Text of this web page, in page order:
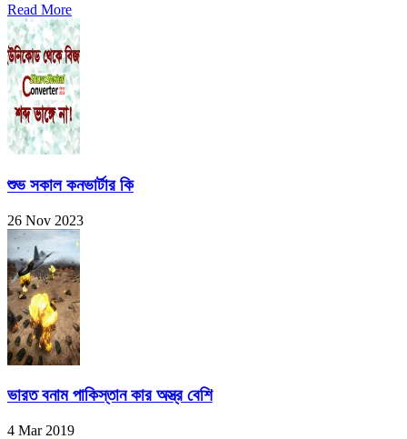
Read More
শুভ সকাল কনভার্টার কি
26 Nov 2023
ভারত বনাম পাকিস্তান কার অস্ত্র বেশি
4 Mar 2019